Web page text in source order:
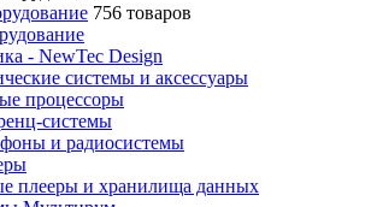
756 товаров
- NewTec Design
системы и аксессуары
процессоры
системы
и радиосистемы
плееры и хранилища данных